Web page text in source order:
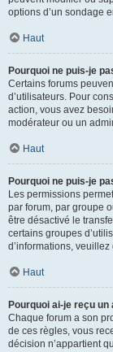
options d’un sondage
Haut
Pourquoi ne puis-je
Certains forums
d’utilisateurs. Pour
action, vous avez
modérateur ou un
Haut
Pourquoi ne puis-je
Les permissions
par forum, par groupe
être désactivé le
certains groupes
d’informations,
Haut
Pourquoi ai-je reçu
Chaque forum a son
de ces règles, vous
décision n’appartient